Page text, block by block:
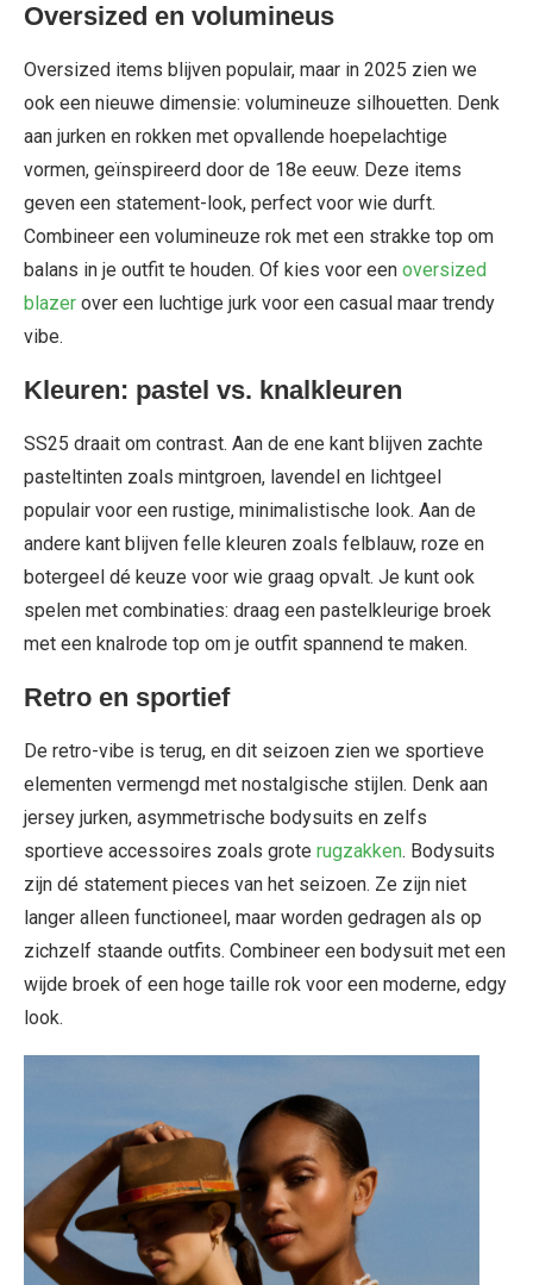
Oversized en volumineus
Oversized items blijven populair, maar in 2025 zien we
ook een nieuwe dimensie: volumineuze silhouetten. Denk
aan jurken en rokken met opvallende hoepelachtige
vormen, geïnspireerd door de 18e eeuw. Deze items
geven een statement-look, perfect voor wie durft.
Combineer een volumineuze rok met een strakke top om
balans in je outfit te houden. Of kies voor een oversized
blazer over een luchtige jurk voor een casual maar trendy
vibe.
Kleuren: pastel vs. knalkleuren
SS25 draait om contrast. Aan de ene kant blijven zachte
pasteltinten zoals mintgroen, lavendel en lichtgeel
populair voor een rustige, minimalistische look. Aan de
andere kant blijven felle kleuren zoals felblauw, roze en
botergeel dé keuze voor wie graag opvalt. Je kunt ook
spelen met combinaties: draag een pastelkleurige broek
met een knalrode top om je outfit spannend te maken.
Retro en sportief
De retro-vibe is terug, en dit seizoen zien we sportieve
elementen vermengd met nostalgische stijlen. Denk aan
jersey jurken, asymmetrische bodysuits en zelfs
sportieve accessoires zoals grote rugzakken. Bodysuits
zijn dé statement pieces van het seizoen. Ze zijn niet
langer alleen functioneel, maar worden gedragen als op
zichzelf staande outfits. Combineer een bodysuit met een
wijde broek of een hoge taille rok voor een moderne, edgy
look.